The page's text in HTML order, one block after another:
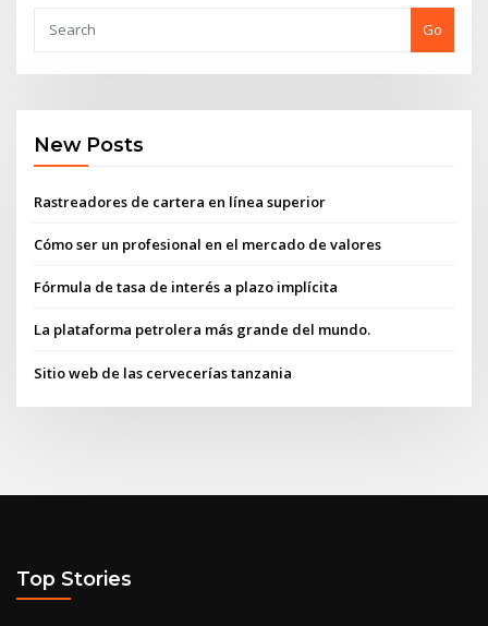
Go
New Posts
Rastreadores de cartera en línea superior
Cómo ser un profesional en el mercado de valores
Fórmula de tasa de interés a plazo implícita
La plataforma petrolera más grande del mundo.
Sitio web de las cervecerías tanzania
Top Stories